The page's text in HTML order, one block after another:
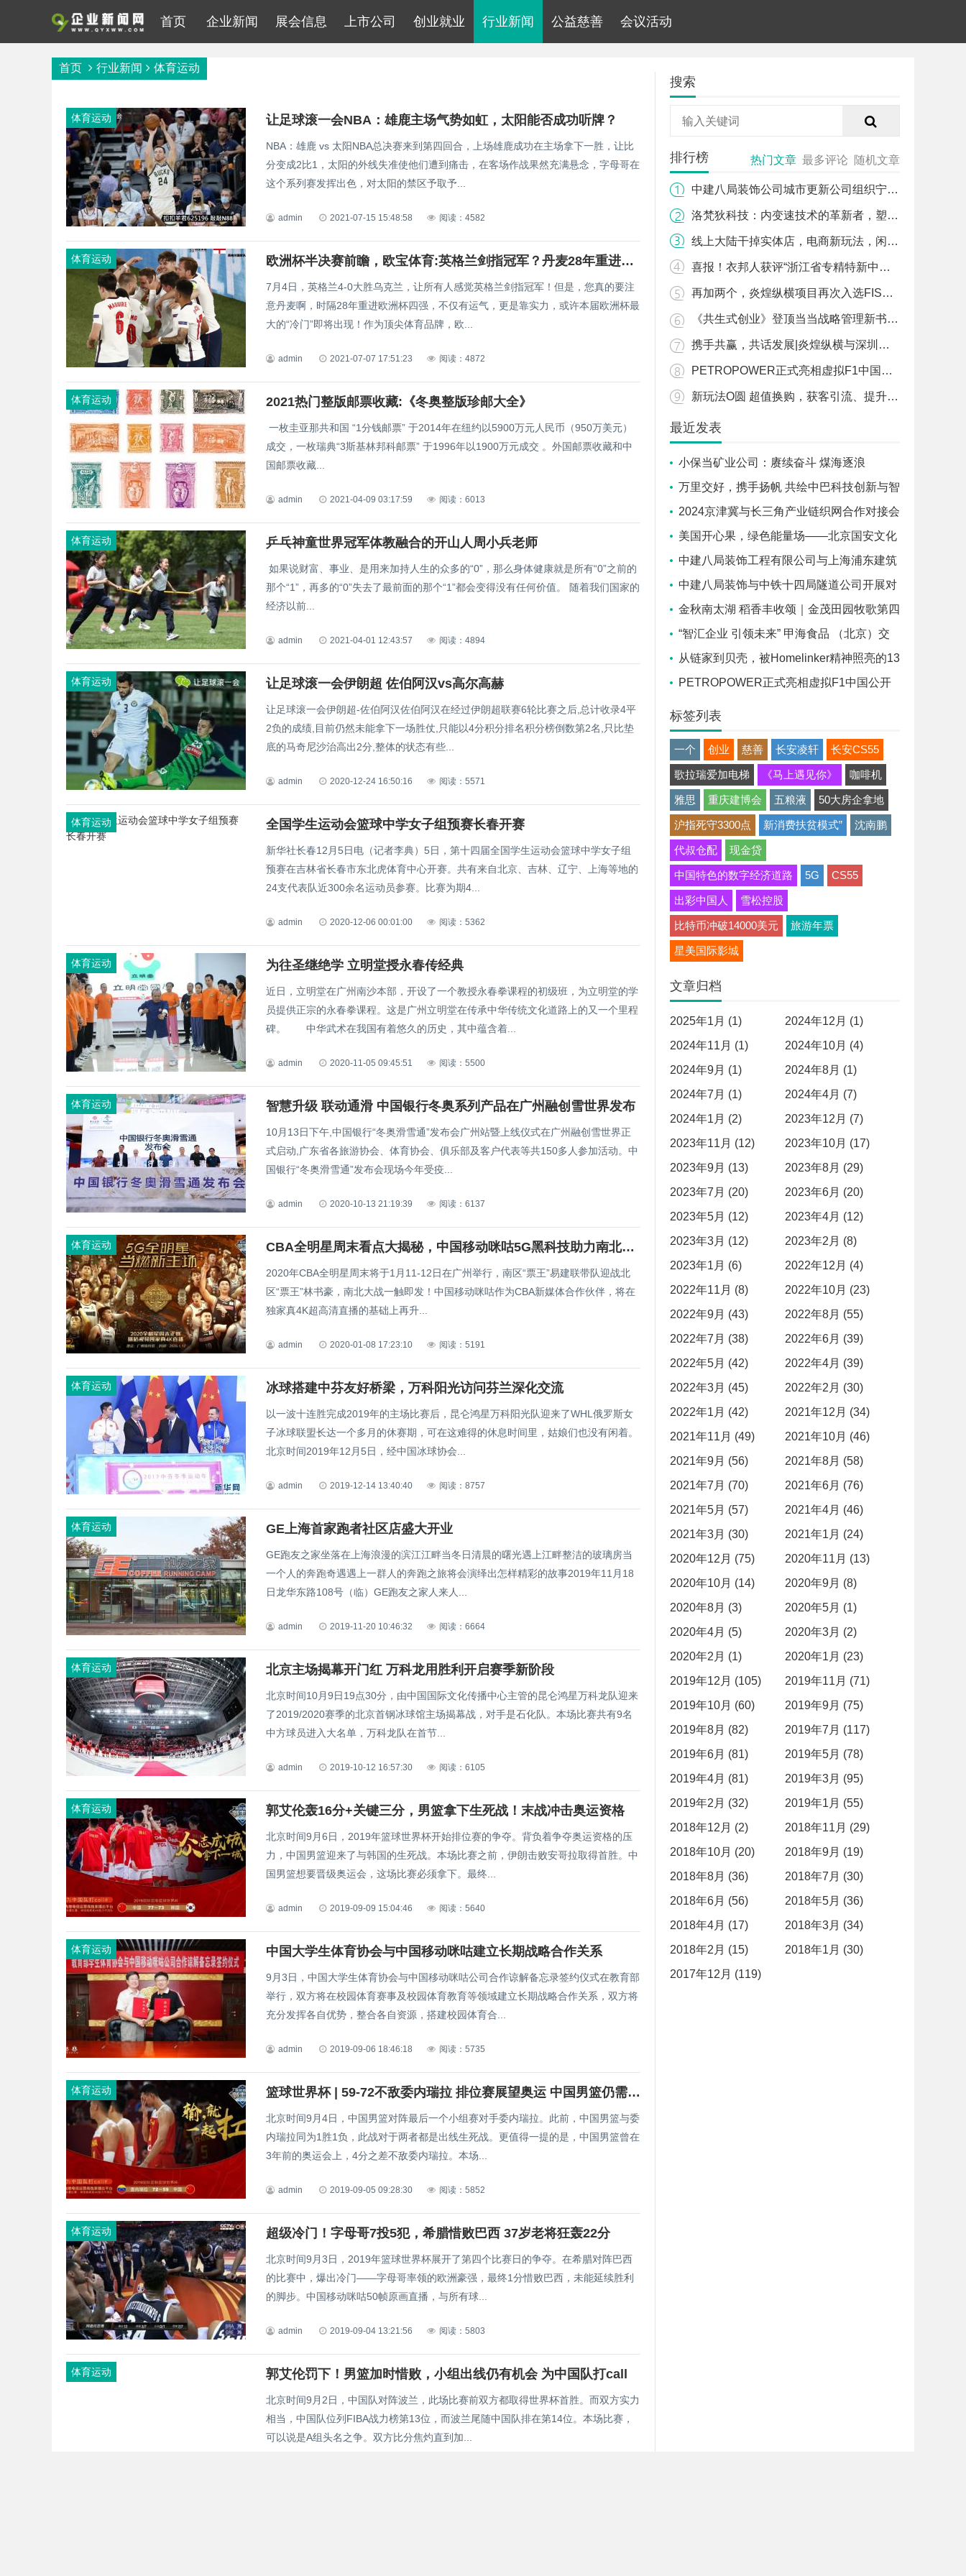
首页 企业新闻 展会信息 上市公司 创业就业 行业新闻 公益慈善 会议活动
首页 行业新闻 体育运动
体育运动 让足球滚一会NBA：雄鹿主场气势如虹，太阳能否成功听牌？
NBA：雄鹿 vs 太阳NBA总决赛来到第四回合，上场雄鹿成功在主场拿下一胜，让比
分变成2比1，太阳的外线失准使他们遭到痛击，在客场作战果然充满悬念，字母哥在
这个系列赛发挥出色，对太阳的禁区予取予...
admin 2021-07-15 15:48:58 阅读：4582
体育运动 欧洲杯半决赛前瞻，欧宝体育:英格兰剑指冠军？丹麦28年重进四强，也不是吃素的！
7月4日，英格兰4-0大胜乌克兰，让所有人感觉英格兰剑指冠军！但是，您真的要注
意丹麦啊，时隔28年重进欧洲杯四强，不仅有运气，更是靠实力，或许本届欧洲杯最
大的“冷门”即将出现！作为顶尖体育品牌，欧...
admin 2021-07-07 17:51:23 阅读：4872
体育运动 2021热门整版邮票收藏:《冬奥整版珍邮大全》
一枚圭亚那共和国 “1分钱邮票” 于2014年在纽约以5900万元人民币（950万美元）
成交，一枚瑞典“3斯基林邦科邮票” 于1996年以1900万元成交 。外国邮票收藏和中
国邮票收藏...
admin 2021-04-09 03:17:59 阅读：6013
体育运动 乒乓神童世界冠军体教融合的开山人周小兵老师
如果说财富、事业、是用来加持人生的众多的“0”，那么身体健康就是所有“0”之前的
那个“1”，再多的“0”失去了最前面的那个“1”都会变得没有任何价值。 随着我们国家的
经济以前...
admin 2021-04-01 12:43:57 阅读：4894
体育运动 让足球滚一会伊朗超 佐伯阿汉vs高尔高赫
让足球滚一会伊朗超-佐伯阿汉佐伯阿汉在经过伊朗超联赛6轮比赛之后,总计收录4平
2负的成绩,目前仍然未能拿下一场胜仗,只能以4分积分排名积分榜倒数第2名,只比垫
底的马奇尼沙治高出2分,整体的状态有些...
admin 2020-12-24 16:50:16 阅读：5571
体育运动 全国学生运动会篮球中学女子组预赛长春开赛
新华社长春12月5日电（记者李典）5日，第十四届全国学生运动会篮球中学女子组
预赛在吉林省长春市东北虎体育中心开赛。共有来自北京、吉林、辽宁、上海等地的
24支代表队近300余名运动员参赛。比赛为期4...
admin 2020-12-06 00:01:00 阅读：5362
体育运动 为往圣继绝学 立明堂授永春传经典
近日，立明堂在广州南沙本部，开设了一个教授永春拳课程的初级班，为立明堂的学
员提供正宗的永春拳课程。这是广州立明堂在传承中华传统文化道路上的又一个里程
碑。 中华武术在我国有着悠久的历史，其中蕴含着...
admin 2020-11-05 09:45:51 阅读：5500
体育运动 智慧升级 联动通滑 中国银行冬奥系列产品在广州融创雪世界发布
10月13日下午,中国银行“冬奥滑雪通”发布会广州站暨上线仪式在广州融创雪世界正
式启动,广东省各旅游协会、体育协会、俱乐部及客户代表等共150多人参加活动。中
国银行“冬奥滑雪通”发布会现场今年受疫...
admin 2020-10-13 21:19:39 阅读：6137
体育运动 CBA全明星周末看点大揭秘，中国移动咪咕5G黑科技助力南北大对决
2020年CBA全明星周末将于1月11-12日在广州举行，南区“票王”易建联带队迎战北
区“票王”林书豪，南北大战一触即发！中国移动咪咕作为CBA新媒体合作伙伴，将在
独家真4K超高清直播的基础上再升...
admin 2020-01-08 17:23:10 阅读：5191
体育运动 冰球搭建中芬友好桥梁，万科阳光访问芬兰深化交流
以一波十连胜完成2019年的主场比赛后，昆仑鸿星万科阳光队迎来了WHL俄罗斯女
子冰球联盟长达一个多月的休赛期，可在这难得的休息时间里，姑娘们也没有闲着。
北京时间2019年12月5日，经中国冰球协会...
admin 2019-12-14 13:40:40 阅读：8757
体育运动 GE上海首家跑者社区店盛大开业
GE跑友之家坐落在上海浪漫的滨江江畔当冬日清晨的曙光遇上江畔整洁的玻璃房当
一个人的奔跑奇遇遇上一群人的奔跑之旅将会演绎出怎样精彩的故事2019年11月18
日龙华东路108号（临）GE跑友之家人来人...
admin 2019-11-20 10:46:32 阅读：6664
体育运动 北京主场揭幕开门红 万科龙用胜利开启赛季新阶段
北京时间10月9日19点30分，由中国国际文化传播中心主管的昆仑鸿星万科龙队迎来
了2019/2020赛季的北京首钢冰球馆主场揭幕战，对手是石化队。本场比赛共有9名
中方球员进入大名单，万科龙队在首节...
admin 2019-10-12 16:57:30 阅读：6105
体育运动 郭艾伦轰16分+关键三分，男篮拿下生死战！末战冲击奥运资格
北京时间9月6日，2019年篮球世界杯开始排位赛的争夺。背负着争夺奥运资格的压
力，中国男篮迎来了与韩国的生死战。本场比赛之前，伊朗击败安哥拉取得首胜。中
国男篮想要晋级奥运会，这场比赛必须拿下。最终...
admin 2019-09-09 15:04:46 阅读：5640
体育运动 中国大学生体育协会与中国移动咪咕建立长期战略合作关系
9月3日，中国大学生体育协会与中国移动咪咕公司合作谅解备忘录签约仪式在教育部
举行，双方将在校园体育赛事及校园体育教育等领域建立长期战略合作关系，双方将
充分发挥各自优势，整合各自资源，搭建校园体育合...
admin 2019-09-06 18:46:18 阅读：5735
体育运动 篮球世界杯 | 59-72不敌委内瑞拉 排位赛展望奥运 中国男篮仍需努力
北京时间9月4日，中国男篮对阵最后一个小组赛对手委内瑞拉。此前，中国男篮与委
内瑞拉同为1胜1负，此战对于两者都是出线生死战。更值得一提的是，中国男篮曾在
3年前的奥运会上，4分之差不敌委内瑞拉。本场...
admin 2019-09-05 09:28:30 阅读：5852
体育运动 超级冷门！字母哥7投5犯，希腊惜败巴西 37岁老将狂轰22分
北京时间9月3日，2019年篮球世界杯展开了第四个比赛日的争夺。在希腊对阵巴西
的比赛中，爆出冷门——字母哥率领的欧洲豪强，最终1分惜败巴西，未能延续胜利
的脚步。中国移动咪咕50帧原画直播，与所有球...
admin 2019-09-04 13:21:56 阅读：5803
体育运动 郭艾伦罚下！男篮加时惜败，小组出线仍有机会 为中国队打call
北京时间9月2日，中国队对阵波兰，此场比赛前双方都取得世界杯首胜。而双方实力
相当，中国队位列FIBA战力榜第13位，而波兰尾随中国队排在第14位。本场比赛，
可以说是A组头名之争。双方比分焦灼直到加...
搜索
排行榜 热门文章 最多评论 随机文章
中建八局装饰公司城市更新公司组织宁波轨道交通8号线一期及场段评杯创优培训交流会
洛梵狄科技：内变速技术的革新者，塑造未来骑行新趋势
线上大陆干掉实体店，电商新玩法，闲来无事，聊聊天，闲置商品换来换去，换心情，
喜报！衣邦人获评“浙江省专精特新中小企业”
再加两个，炎煌纵横项目再次入选FISCO年度标杆案例
《共生式创业》登顶当当战略管理新书榜，引领商业模式创新潮
携手共赢，共话发展|炎煌纵横与深圳市企业联合会达成战略合作
PETROPOWER正式亮相虚拟F1中国公开赛，官方赞助商胜牌全球联合途虎养车独家发售
新玩法O圆 超值换购，获客引流、提升销量，免费发布商品
最近发表
小保当矿业公司：赓续奋斗 煤海逐浪
启“新”程
万里交好，携手扬帆 共绘中巴科技创新与智
慧城市新篇章
2024京津冀与长三角产业链织网合作对接会
在沪成功召开
美国开心果，绿色能量场——北京国安文化
体验之旅
中建八局装饰工程有限公司与上海浦东建筑
设计研究院有限公司签署战略合作协议
中建八局装饰与中铁十四局隧道公司开展对
标交流学习活动
金秋南太湖 稻香丰收颂｜金茂田园牧歌第四
届丰收节开幕！
“智汇企业 引领未来” 甲海食品 （北京）交
流座谈会在京召开
从链家到贝壳，被Homelinker精神照亮的13
年PETROPOWER正式亮相虚拟F1中国公开
赛，官方赞助商胜牌全球联合途虎养车独家发
售
标签列表
一个 创业 慈善 长安凌轩 长安CS55
歌拉瑞爱加电梯 《马上遇见你》 咖啡机
雅思 重庆建博会 五粮液 50大房企拿地
沪指死守3300点 新消费扶贫模式” 沈南鹏
代叔仓配 现金贷
中国特色的数字经济道路 5G CS55
出彩中国人 雪松控股
比特币冲破14000美元 旅游年票
星美国际影城
文章归档
2025年1月 (1)
2024年12月 (1)
2024年11月 (1)
2024年10月 (4)
2024年9月 (1)
2024年8月 (1)
2024年7月 (1)
2024年4月 (7)
2024年1月 (2)
2023年12月 (7)
2023年11月 (12)
2023年10月 (17)
2023年9月 (13)
2023年8月 (29)
2023年7月 (20)
2023年6月 (20)
2023年5月 (12)
2023年4月 (12)
2023年3月 (12)
2023年2月 (8)
2023年1月 (6)
2022年12月 (4)
2022年11月 (8)
2022年10月 (23)
2022年9月 (43)
2022年8月 (55)
2022年7月 (38)
2022年6月 (39)
2022年5月 (42)
2022年4月 (39)
2022年3月 (45)
2022年2月 (30)
2022年1月 (42)
2021年12月 (34)
2021年11月 (49)
2021年10月 (46)
2021年9月 (56)
2021年8月 (58)
2021年7月 (70)
2021年6月 (76)
2021年5月 (57)
2021年4月 (46)
2021年3月 (30)
2021年1月 (24)
2020年12月 (75)
2020年11月 (13)
2020年10月 (14)
2020年9月 (8)
2020年8月 (3)
2020年5月 (1)
2020年4月 (5)
2020年3月 (2)
2020年2月 (1)
2020年1月 (23)
2019年12月 (105)
2019年11月 (71)
2019年10月 (60)
2019年9月 (75)
2019年8月 (82)
2019年7月 (117)
2019年6月 (81)
2019年5月 (78)
2019年4月 (81)
2019年3月 (95)
2019年2月 (32)
2019年1月 (55)
2018年12月 (2)
2018年11月 (29)
2018年10月 (20)
2018年9月 (19)
2018年8月 (36)
2018年7月 (30)
2018年6月 (56)
2018年5月 (36)
2018年4月 (17)
2018年3月 (34)
2018年2月 (15)
2018年1月 (30)
2017年12月 (119)